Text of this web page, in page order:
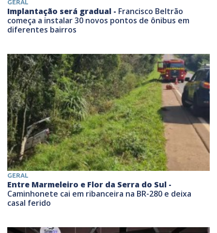
GERAL
Implantação será gradual - Francisco Beltrão
começa a instalar 30 novos pontos de ônibus em
diferentes bairros
GERAL
Entre Marmeleiro e Flor da Serra do Sul -
Caminhonete cai em ribanceira na BR-280 e deixa
casal ferido